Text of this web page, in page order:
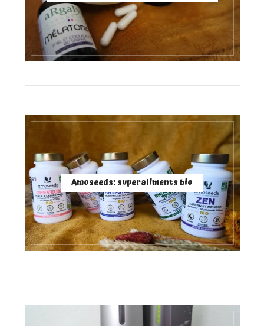
Amoseeds: superaliments bio